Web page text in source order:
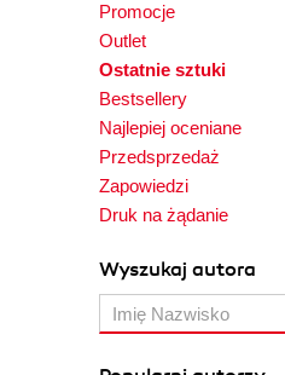
Promocje
Outlet
Ostatnie sztuki
Bestsellery
Najlepiej oceniane
Przedsprzedaż
Zapowiedzi
Druk na żądanie
Wyszukaj autora